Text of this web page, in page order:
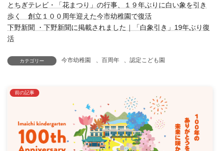
とちぎテレビ・「花まつり」の行事、１９年ぶりに白い象を引き
歩く 創立１００周年迎えた今市幼稚園で復活
下野新聞 ・下野新聞に掲載されました｜「白象引き」19年ぶり復
活
カテゴリー 今市幼稚園 百周年 、認定こども園
前の記事